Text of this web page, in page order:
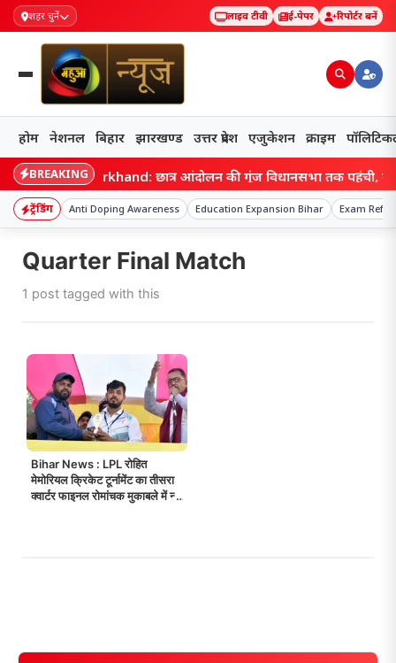
शहर चुनें लाइव टीवी ई-पेपर रिपोर्टर बनें
होम नेशनल बिहार झारखण्ड उत्तर प्रदेश एजुकेशन क्राइम
BREAKINGJharkhand: छात्र आंदोलन की गूंज विधानसभा तक पहुंची,
ट्रेंडिंग Anti Doping Awareness Education Expansion Bihar Exam
Quarter Final Match
1 post tagged with this
Bihar News : LPL रोहित
मेमोरियल क्रिकेट टूर्नामेंट का तीसरा
क्वार्टर फाइनल रोमांचक मुकाबले में न्यू